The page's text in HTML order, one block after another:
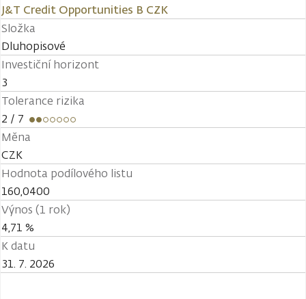
J&T Credit Opportunities B CZK
Složka
Dluhopisové
Investiční horizont
3
Tolerance rizika
2 / 7
Měna
CZK
Hodnota podílového listu
160,0400
Výnos (1 rok)
4,71 %
K datu
31. 7. 2026